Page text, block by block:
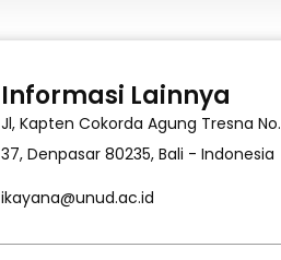
Informasi Lainnya
Jl, Kapten Cokorda Agung Tresna No.
37, Denpasar 80235, Bali - Indonesia
ikayana@unud.ac.id